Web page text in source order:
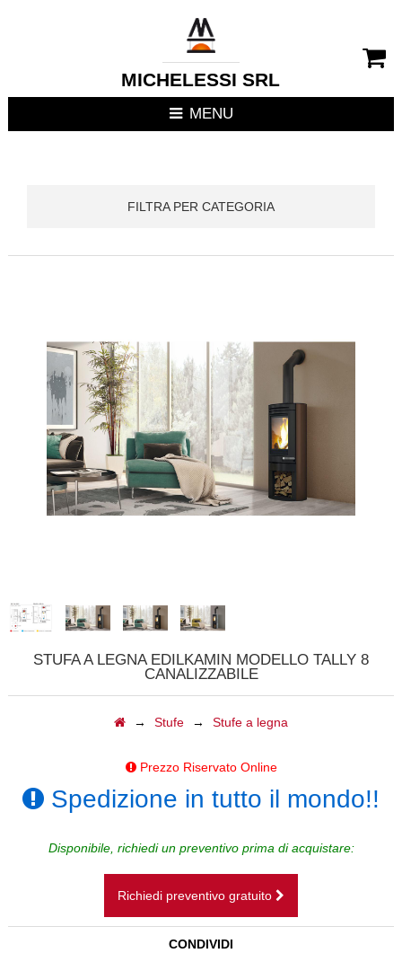
MICHELESSI SRL
MENU
RIVESTIMENTI
CALDAIE
GAZEBI
CAMINI A GAS
ACCESSORI
BIOCAMINI
SCALE
FILTRA PER CATEGORIA
STUFA A LEGNA EDILKAMIN MODELLO TALLY 8
CANALIZZABILE
→ Stufe → Stufe a legna
Prezzo Riservato Online
Spedizione in tutto il mondo!!
Disponibile, richiedi un preventivo prima di acquistare:
Richiedi preventivo gratuito
CONDIVIDI